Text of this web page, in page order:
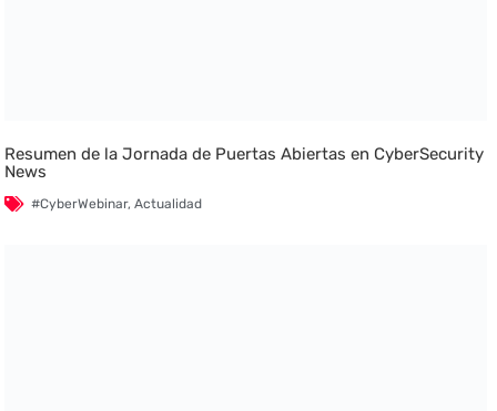
Resumen de la Jornada de Puertas Abiertas en CyberSecurity
News
#CyberWebinar,Actualidad